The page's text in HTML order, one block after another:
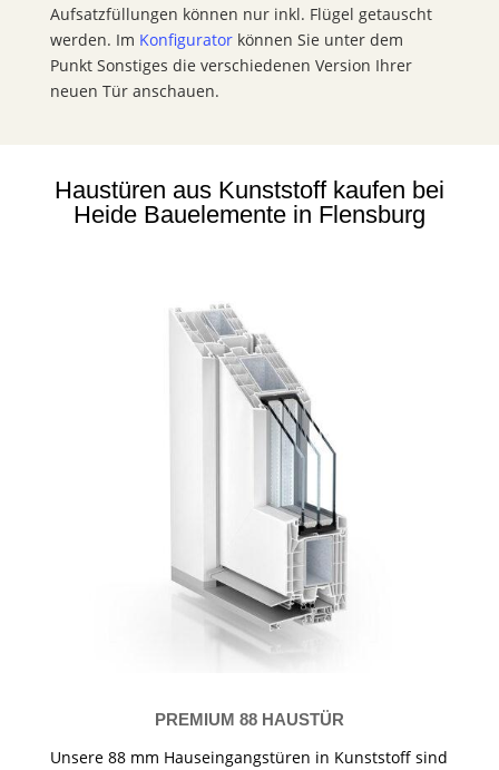
Aufsatzfüllungen können nur inkl. Flügel getauscht
werden. Im Konfiguratorkönnen Sie unter dem
Punkt Sonstiges die verschiedenen Version Ihrer
neuen Tür anschauen.
Haustüren aus Kunststoff kaufen bei
Heide Bauelemente in Flensburg
PREMIUM 88 HAUSTÜR
Unsere 88 mm Hauseingangstüren in Kunststoff sind